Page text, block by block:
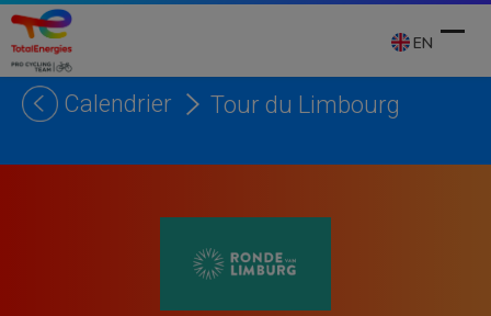
Skip
content
EN
Calendrier Tour du Limbourg